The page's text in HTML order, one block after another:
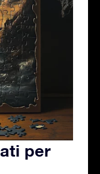
per